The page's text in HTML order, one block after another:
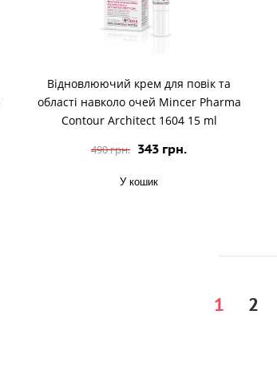
Відновлюючий крем для повік та
області навколо очей Mincer Pharma
Contour Architect 1604 15 ml
490 грн. 343 грн.
У кошик
1 2